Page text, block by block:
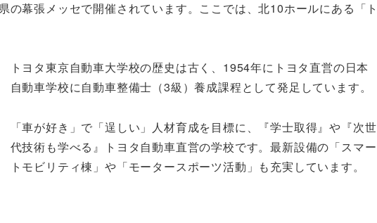
幕張メッセで開催されています。ここでは、北10ホールにある「ト
トヨタ東京自動車大学校の歴史は古く、1954年にトヨタ直営の日本
自動車学校に自動車整備士（3級）養成課程として発足しています。
「車が好き」で「逞しい」人材育成を目標に、『学士取得』や『次世
代技術も学べる』トヨタ自動車直営の学校です。最新設備の「スマー
トモビリティ棟」や「モータースポーツ活動」も充実しています。